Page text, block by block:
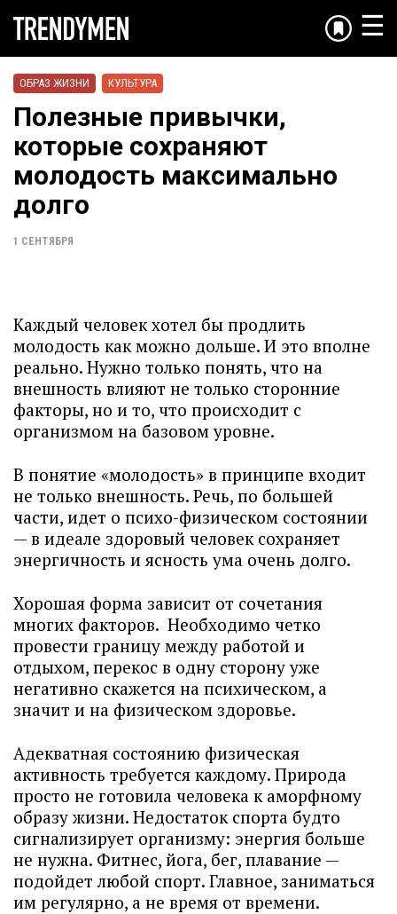
☰
ОБРАЗ ЖИЗНИ КУЛЬТУРА
Полезные привычки,
которые сохраняют
молодость максимально
долго
1 СЕНТЯБРЯ
Каждый человек хотел бы продлить
молодость как можно дольше. И это вполне
реально. Нужно только понять, что на
внешность влияют не только сторонние
факторы, но и то, что происходит с
организмом на базовом уровне.
В понятие «молодость» в принципе входит
не только внешность. Речь, по большей
части, идет о психо-физическом состоянии
— в идеале здоровый человек сохраняет
энергичность и ясность ума очень долго.
Хорошая форма зависит от сочетания
многих факторов. Необходимо четко
провести границу между работой и
отдыхом, перекос в одну сторону уже
негативно скажется на психическом, а
значит и на физическом здоровье.
Адекватная состоянию физическая
активность требуется каждому. Природа
просто не готовила человека к аморфному
образу жизни. Недостаток спорта будто
сигнализирует организму: энергия больше
не нужна. Фитнес, йога, бег, плавание —
подойдет любой спорт. Главное, заниматься
им регулярно, а не время от времени.